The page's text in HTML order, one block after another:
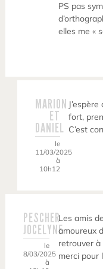
PS pas
elles me «
MARION
ET
DANIEL
le
11/03/2025
à
10h12
fort,
C’est
PESCHER
JOCELYNE
le
8/03/2025
à
Les amis
amoureux
retrouver à
merci pour